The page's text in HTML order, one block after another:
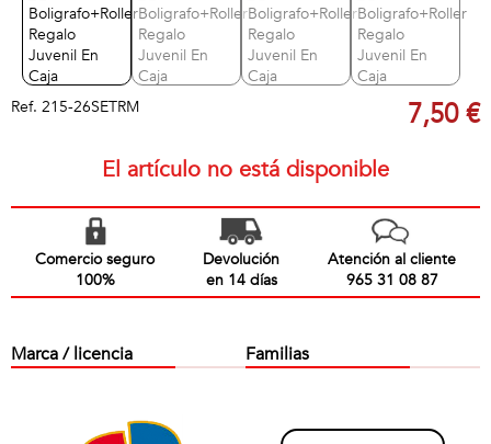
Ref. 215-26SETRM 7,50 €
El artículo no está disponible
Comercio seguro
100%
Devolución
en 14 días
Atención al cliente
965 31 08 87
Marca / licencia Familias